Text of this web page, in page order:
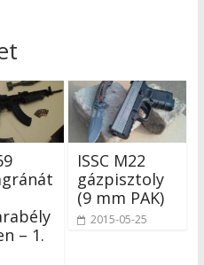
– 1.
ISSC M22
gázpisztoly
(9 mm PAK)
2015-05-25